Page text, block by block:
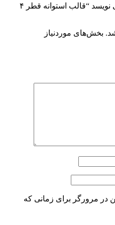
اولین کسی باشید که دیدگاهی می نویسد “قالب استوانه قطر ۴
بخش‌های موردنیاز
در مرورگر برای زمانی که